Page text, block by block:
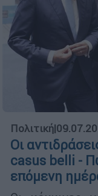
Πολιτική|
Οι
casus belli -
επόμενη